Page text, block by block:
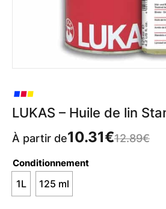
LUKAS – Huile de lin
À partir de 12.89€
10.31€
Conditionnement
1L 125 ml